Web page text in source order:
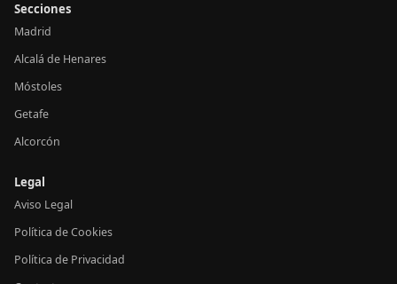
Secciones
Madrid
Alcalá de Henares
Móstoles
Getafe
Alcorcón
Legal
Aviso Legal
Política de Cookies
Política de Privacidad